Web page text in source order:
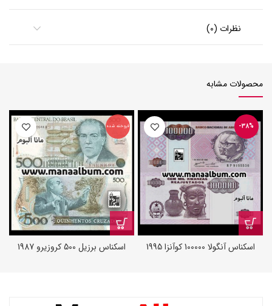
نظرات (0)
محصولات مشابه
-38%
اسکناس آنگولا 100000 کوآنزا 1995
فروخته شده
اسکناس برزیل 500 کروزیرو 1987